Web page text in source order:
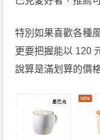
特別如果喜歡各種
更要把握能以 120
說算是滿划算的價